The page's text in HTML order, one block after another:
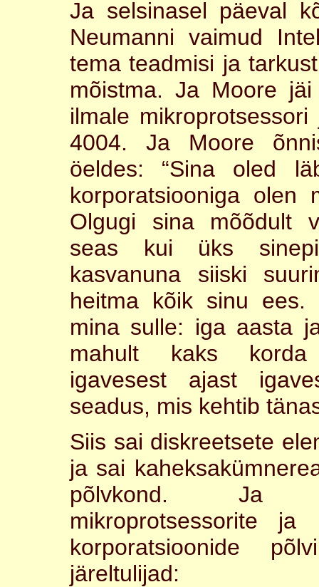
Ja selsinasel päeval
Neumanni vaimud
tema teadmisi ja
mõistma. Ja Moore
ilmale
4004. Ja Moore
öeldes: “Sina oled
korporatsiooniga olen
Olgugi sina mõõdult
seas kui üks
kasvanuna siiski
heitma kõik sinu ees.
mina sulle: iga aasta
mahult kaks korda
igavesest ajast
seadus, mis kehtib
Siis sai diskreetsete
ja sai
põlvkond. Ja
mikroprotsessorite
korporatsioonide
järeltulijad: